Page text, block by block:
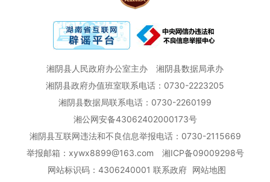
湘阴县人民政府办公室主办
湘阴县数据局承办
湘阴县政府办值班室联系电话：0730-2223205
湘阴县数据局联系电话：0730-2260199
湘公网安备43062402000173号
湘阴县互联网违法和不良信息举报电话：0730-2115669
举报邮箱：xywx8899@163.com
湘ICP备09009298号
网站标识码：4306240001 联系政府 网站地图